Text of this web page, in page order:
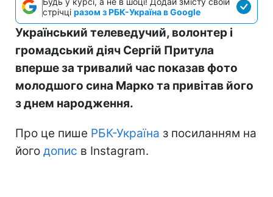
стрічці разом з РБК-Україна в Google
Український телеведучий, волонтер і
громадський діяч Сергій Притула
вперше за тривалий час показав фото
молодшого сина Марко та привітав його
з днем народження.
Про це пише РБК-Україна з посиланням на
його допис в Instagram.